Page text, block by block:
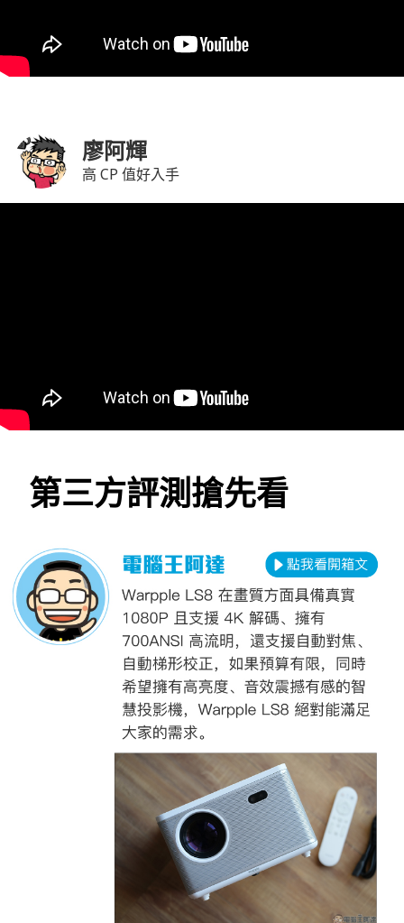
廖阿輝
高 CP 值好入手
第三方評測搶先看